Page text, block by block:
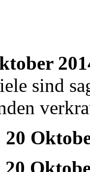
sind
20